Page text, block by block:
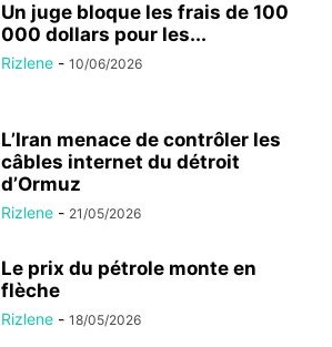
Un juge bloque les frais de 100
000 dollars pour les...
Rizlene - 10/06/2026
L’Iran menace de contrôler les
câbles internet du détroit
d’Ormuz
Rizlene - 21/05/2026
Le prix du pétrole monte en
flèche
Rizlene - 18/05/2026